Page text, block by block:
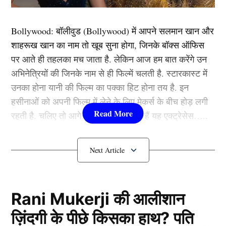
में मल्लिका (Mallika Sherawat) प्रिंटेड स्ट्रैपी ड्रेस में चिल
45 की उम्र में ढा रही फैंस पर कहर
Bollywood:बॉलीवुड (Bollywood)में आपने सलमान खान और
शाहरूख खान का नाम तो खूब सुना होगा, जिनके बॉक्स ऑफिस
पर आते ही तहलका मच जाता है. लेकिन आज हम बात करेंगे उन
अभिनेत्रियों की जिनके नाम से ही फिल्में चलती है. स्टारकास्ट में
उनका होना यानी की फिल्म का पक्का हिट होना तय है. इन
हसीनाओं को अपनी फिल्म में लेने के लिए मेकर्स के बीच होड़ लगी
रहती है. चलिए तो आगे जानते हैं कौन-कौन हैं यह एक्ट्रेसेस…..
कौन हैंBollywood की यह हसीनाएं?
Padukone)
लिस्ट में पहला नाम अभिनेत्री दीपिका पादुकोण का नाम शामिल हैं.
Rani Mukerji की आलीशान
ज़िंदगी के पीछे किसका हाथ? पति